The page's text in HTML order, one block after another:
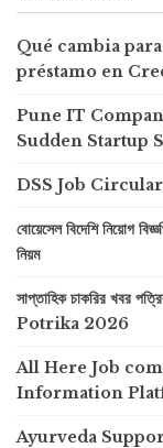
Qué cambia
préstamo en
Pune IT
Sudden Startup
DSS Job Circular
বোয়েসেল বিদেশি নিয়োগ
নিয়ম
সাপ্তাহিক চাকরির
Potrika 2026
All Here Job
Information
Ayurveda